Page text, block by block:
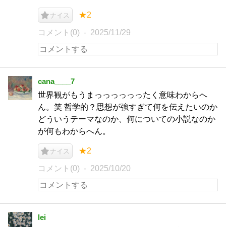
ナイス ★2
コメント(0) 2025/11/29
cana____7
世界観がもうまっっっっっったく意味わからへ
ん。笑 哲学的？思想が強すぎて何を伝えたいのか
どういうテーマなのか、何についての小説なのか
が何もわからへん。
ナイス ★2
コメント(0) 2025/10/20
lei